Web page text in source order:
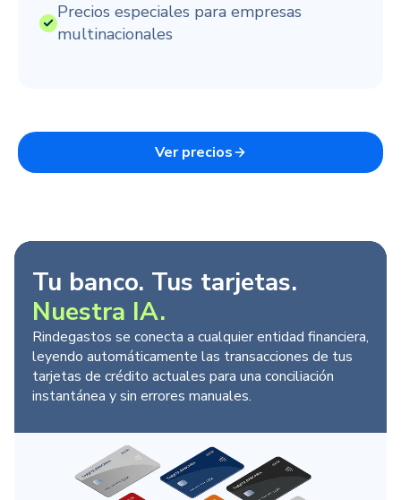
Precios especiales para empresas
multinacionales
Ver precios
Tu banco. Tus tarjetas.
Nuestra IA.
Rindegastos se conecta a cualquier entidad financiera,
leyendo automáticamente las transacciones de tus
tarjetas de crédito actuales para una conciliación
instantánea y sin errores manuales.